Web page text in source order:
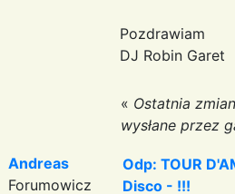
Pozdrawiam
DJ Robin Garet
« Ostatnia
wysłane przez
Andreas
Forumowicz
Odp: TOUR
Disco - !!!